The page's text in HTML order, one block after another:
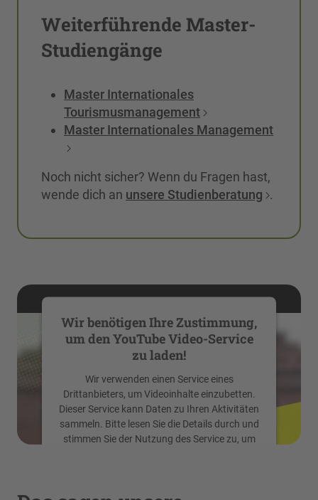
Weiterführende Master-
Studiengänge
Master Internationales
Tourismusmanagement
Master Internationales Management
Noch nicht sicher? Wenn du Fragen hast,
wende dich an unsere Studienberatung .
Wir benötigen Ihre Zustimmung,
um den YouTube Video-Service
zu laden!
Wir verwenden einen Service eines
Drittanbieters, um Videoinhalte einzubetten.
Dieser Service kann Daten zu Ihren Aktivitäten
sammeln. Bitte lesen Sie die Details durch und
stimmen Sie der Nutzung des Service zu, um
Mehr Informationen